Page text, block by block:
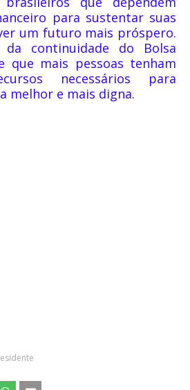
para sustentar suas
um futuro mais próspero.
continuidade do Bolsa
que mais pessoas tenham
necessários para
melhor e mais digna.